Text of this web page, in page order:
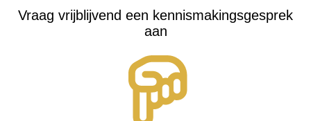
Vraag vrijblijvend een kennismakingsgesprek
aan